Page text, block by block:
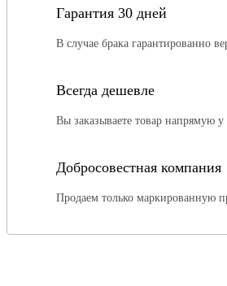
Гарантия 30 дней
В случае брака гарантированно
Всегда дешевле
Вы заказываете товар напрямую у
Добросовестная компания
Продаем только маркированную